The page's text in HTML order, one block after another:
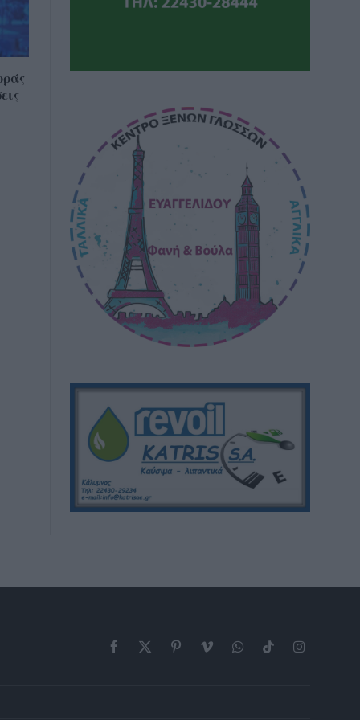
Facebook
X
PinterestVimeoWhatsAppTikTokInstagram